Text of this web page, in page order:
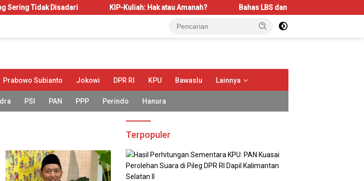
Disadari KIP-Kuliah: Hak atau Amanah? Bahas LBS dan LP2B, REI Kalbar Dorong
Prabowo Subianto Jokowi DPR RI KPU Bawaslu Lainnya
PSI PAN PPP Perindo Hanura
Terpopuler